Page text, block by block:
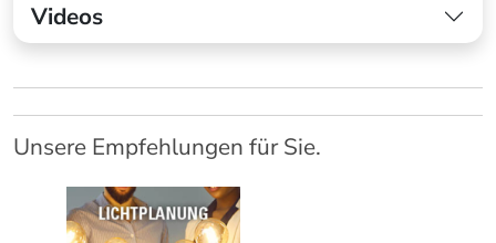
Videos
Unsere Empfehlungen für Sie.